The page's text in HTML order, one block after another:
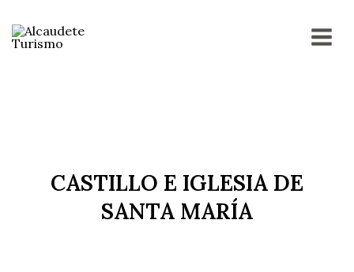
contenido
CASTILLO E IGLESIA DE
SANTA MARÍA